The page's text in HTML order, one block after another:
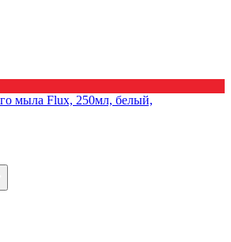
мыла Flux, 250мл, белый,